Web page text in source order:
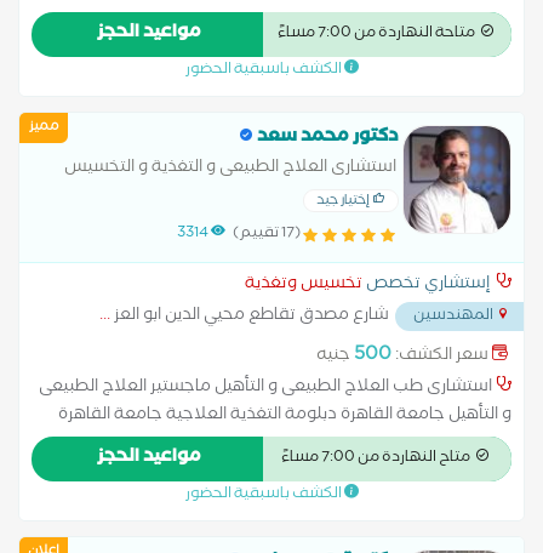
الالم و التخدير كلية طب القصر العينى جامعة القاهرة عضو الجمعية
المصرية للتغذية
متاحة النهاردة من 7:00 مساءً مواعيد الحجز
الكشف باسبقية الحضور
مميز دكتور محمد سعد
استشارى العلاج الطبيعى و التغذية و التخسيس
إختيار جيد
(17 تقييم) 3314
إستشاري تخصص تخسيس وتغذية
المهندسين شارع مصدق تقاطع محيي الدين ابو العز...
سعر الكشف:500 جنيه
استشارى طب العلاج الطبيعى و التأهيل ماجستير العلاج الطبيعى
و التأهيل جامعة القاهرة دبلومة التغذية العلاجية جامعة القاهرة
عضو الجمعية المصرية لدراسة السمنة عضو الجمعية المصرية العربية
للتغذية الصحية و العلاجية
متاح النهاردة من 7:00 مساءً مواعيد الحجز
الكشف باسبقية الحضور